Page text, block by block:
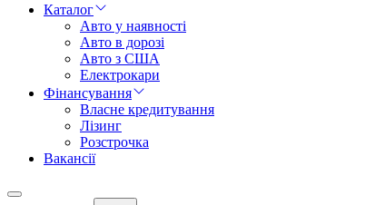
Каталог
Авто у наявності
Авто в дорозі
Авто з США
Електрокари
Фінансування
Власне кредитування
Лізинг
Розстрочка
Вакансії